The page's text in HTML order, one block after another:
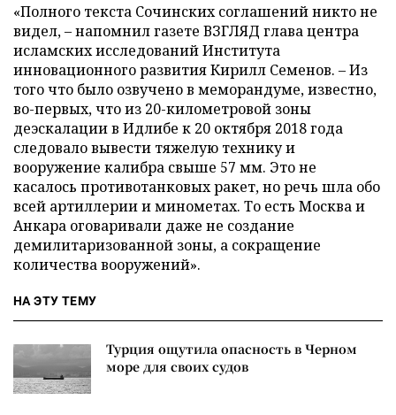
«Полного текста Сочинских соглашений никто не
видел, – напомнил газете ВЗГЛЯД глава центра
исламских исследований Института
инновационного развития Кирилл Семенов. – Из
того что было озвучено в меморандуме, известно,
во-первых, что из 20-километровой зоны
деэскалации в Идлибе к 20 октября 2018 года
следовало вывести тяжелую технику и
вооружение калибра свыше 57 мм. Это не
касалось противотанковых ракет, но речь шла обо
всей артиллерии и минометах. То есть Москва и
Анкара оговаривали даже не создание
демилитаризованной зоны, а сокращение
количества вооружений».
НА ЭТУ ТЕМУ
Турция ощутила опасность в Черном
море для своих судов